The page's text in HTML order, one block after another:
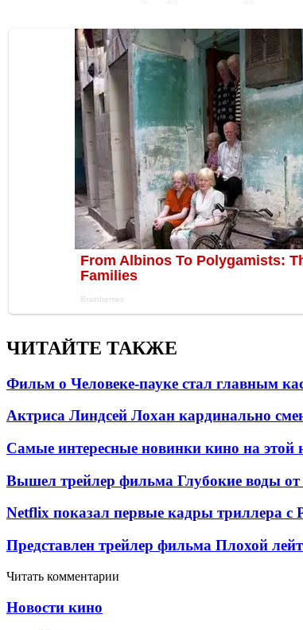
ЧИТАЙТЕ ТАКЖЕ
Фильм о Человеке-пауке стал главным
Актриса Линдсей Лохан кардинально
Самые интересные новинки кино на этой
Вышел трейлер фильма Глубокие воды
Netflix показал первые кадры триллера с
Представлен трейлер фильма Плохой
Читать комментарии
Новости кино